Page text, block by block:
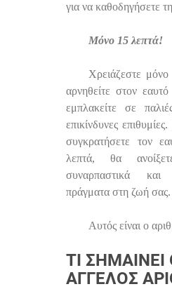
για να καθοδηγήσετε
Μόνο 15 λεπτά!
Χρειάζεστε
αρνηθείτε στον
εμπλακείτε σε
επικίνδυνες
συγκρατήσετε τον
λεπτά, θα
συναρπαστικά και
πράγματα στη ζωή σας.
Αυτός είναι ο
ΤΙ ΣΗΜΑΊΝΕΙ
ΆΓΓΕΛΟΣ